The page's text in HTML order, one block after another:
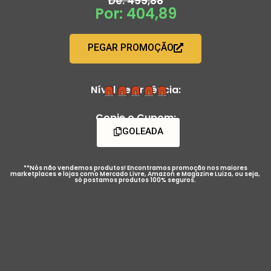
Por: 404,89
PEGAR PROMOÇÃO
Nível de Urgência:
Copie o Cupom:
GOLEADA
**Nós não vendemos produtos! Encontramos promoção nos maiores
marketplaces e lojas como Mercado Livre, Amazon e Magazine Luiza, ou seja,
só postamos produtos 100% seguros.